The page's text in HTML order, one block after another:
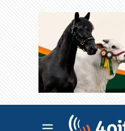
Abrir menu principal